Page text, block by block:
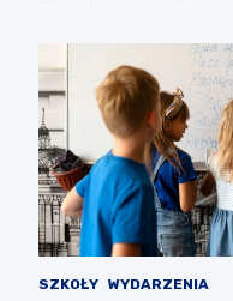
SZKOŁY WYDARZENIA